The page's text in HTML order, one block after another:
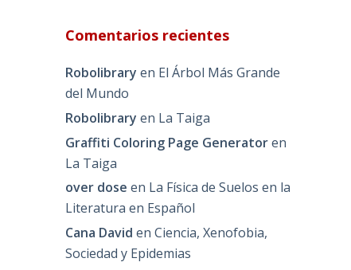
Comentarios recientes
Robolibrary en El Árbol Más Grande
del Mundo
Robolibrary en La Taiga
Graffiti Coloring Page Generatoren
La Taiga
over dose en La Física de Suelos en la
Literatura en Español
Cana David enCiencia, Xenofobia,
Sociedad y Epidemias